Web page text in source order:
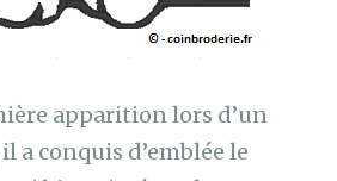
apparition lors d’un
a conquis d’emblée le